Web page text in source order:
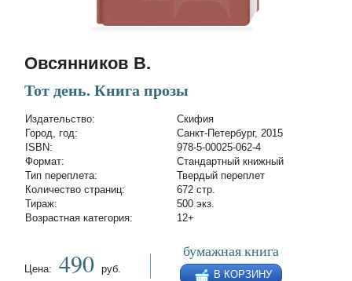
Овсянников В.
Тот день. Книга прозы
Издательство:
Скифия
Город, год:
Санкт-Петербург, 2015
ISBN:
978-5-00025-062-4
Формат:
Стандартный книжный
Тип переплета:
Твердый переплет
Количество страниц:
672 стр.
Тираж:
500 экз.
Возрастная категория:
12+
Цена: 490 руб.
бумажная книга
В КОРЗИНУ